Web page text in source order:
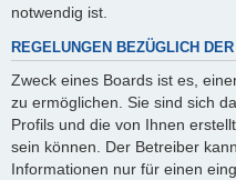
notwendig ist.
REGELUNGEN BEZÜGLICH
Zweck eines Boards ist es,
zu ermöglichen. Sie sind sich
Profils und die von Ihnen
sein können. Der Betreiber
Informationen nur für einen